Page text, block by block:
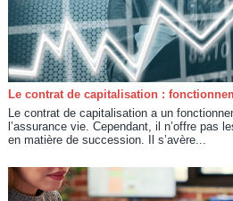
Le contrat de capitalisation :
Le contrat de capitalisation a un
l’assurance vie. Cependant, il n’offre pas
en matière de succession. Il s’avère...